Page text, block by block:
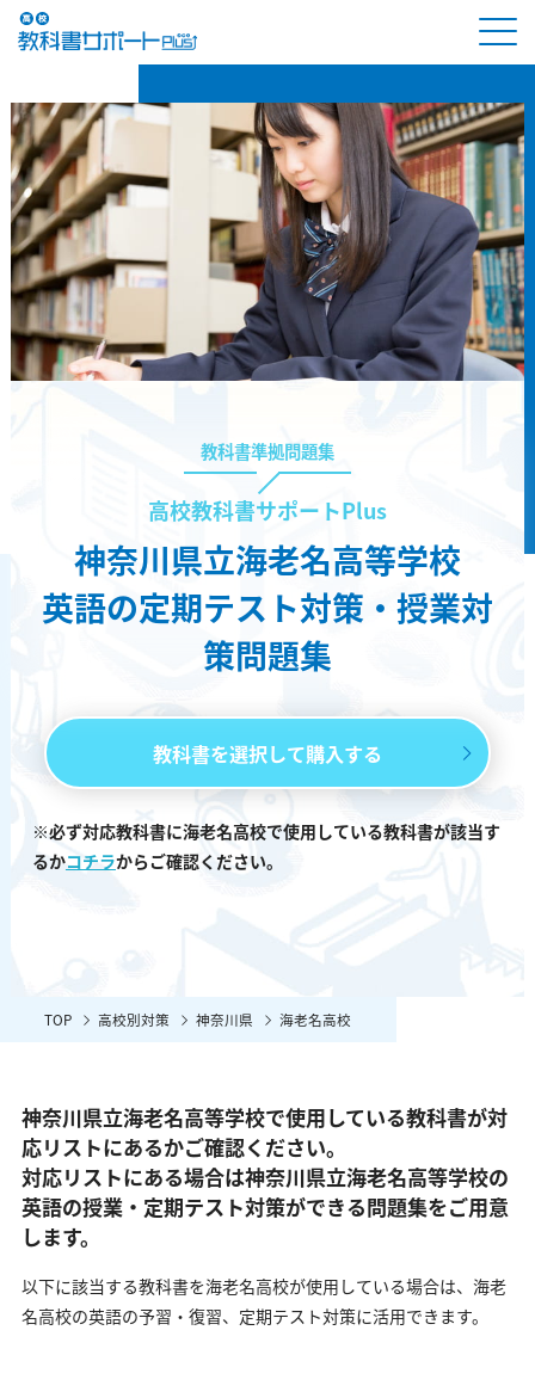
教科書準拠問題集
高校教科書サポートPlus
神奈川県立海老名高等学校
英語の定期テスト対策・授業対
策問題集
教科書を選択して購入する
※必ず対応教科書に海老名高校で使用している教科書が該当す
るかコチラからご確認ください。
TOP 高校別対策 神奈川県 海老名高校
神奈川県立海老名高等学校で使用している教科書が対
応リストにあるかご確認ください。
対応リストにある場合は神奈川県立海老名高等学校の
英語の授業・定期テスト対策ができる問題集をご用意
します。
以下に該当する教科書を海老名高校が使用している場合は、 海老
名高校の英語の予習・復習、定期テスト対策に活用できます。